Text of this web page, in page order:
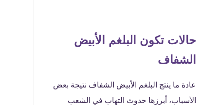
حالات تكون البلغم الأبيض
الشفاف
عادة ما ينتج البلغم الأبيض الشفاف نتيجة بعض
الأسباب، أبرزها حدوث التهاب في الشعب